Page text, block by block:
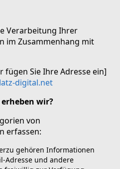
Verarbeitung Ihrer
im Zusammenhang mit
fügen Sie Ihre Adresse ein]
digital.net
wir?
von
erfassen:
gehören Informationen
Adresse und andere